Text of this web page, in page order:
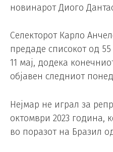
новинарот Диого
Селекторот Карло
предаде списокот од
11 мај, додека
објавен следниот
Нејмар не играл за
октомври 2023 година,
во поразот на Бразил